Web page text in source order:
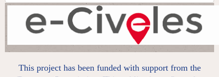
This project has been funded with support from the